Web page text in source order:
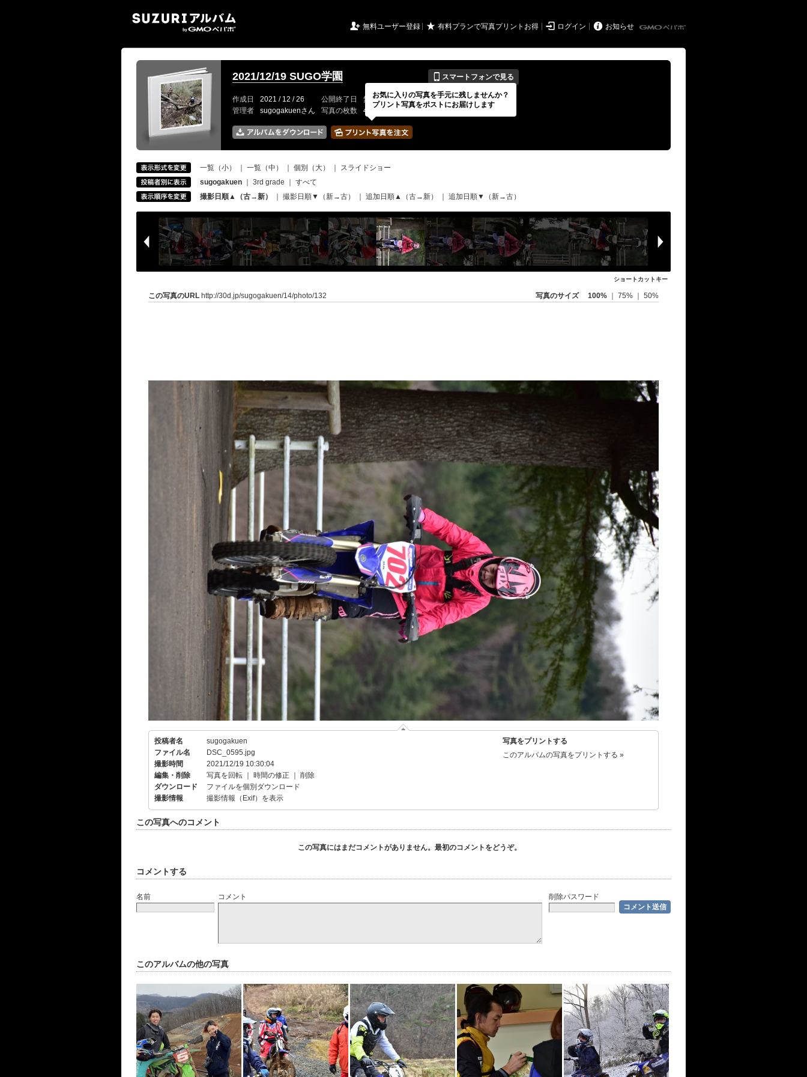
 無料ユーザー登録 ★ 有料プランで写真プリントお得  ログイン  お知らせ
2021/12/19 SUGO学園 📱 スマートフォンで見る
作成日 2021 / 12 / 26 公開終了日 無期限 イベントの期間
2021 / 12 / 26
管理者
sugogakuenさん 写真の枚数 463 / 2000枚
一覧（小） 一覧（中） 個別（大）
スライドショー
sugogakuen
3rd grade
すべて
撮影日順▲（古→新）
撮影日順▼（新→古） 追加日順▲（古→新） 追加日順▼（新→古）
ショートカットキー
この写真のURL http://30d.jp/sugogakuen/14/photo/132 写真のサイズ 100% 75% 50%
投稿者名
sugogakuen
ファイル名
DSC_0595.jpg
撮影時間
2021/12/19 10:30:04
編集・削除
写真を回転 時間の修正
削除
ダウンロード
ファイルを個別ダウンロード
撮影情報
撮影情報（Exif）を表示
写真をプリントする
このアルバムの写真をプリントする »
この写真へのコメント
この写真にはまだコメントがありません。最初のコメントをどうぞ。
コメントする
名前 コメント 削除パスワード
このアルバムの他の写真
お気に入りの写真を手元に残しませんか？
プリント写真をポストにお届けします